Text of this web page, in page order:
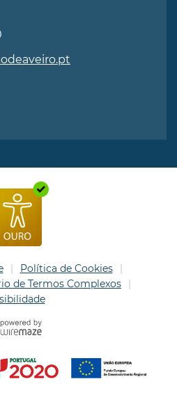
Política de Cookies
de Termos Complexos